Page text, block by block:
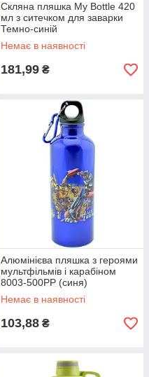
Скляна пляшка My Bottle 420
мл з ситечком для заварки
Темно-синій
Немає в наявності
181,99 ₴
Алюмінієва пляшка з героями
мультфільмів і карабіном
8003-500PP (синя)
Немає в наявності
103,88 ₴